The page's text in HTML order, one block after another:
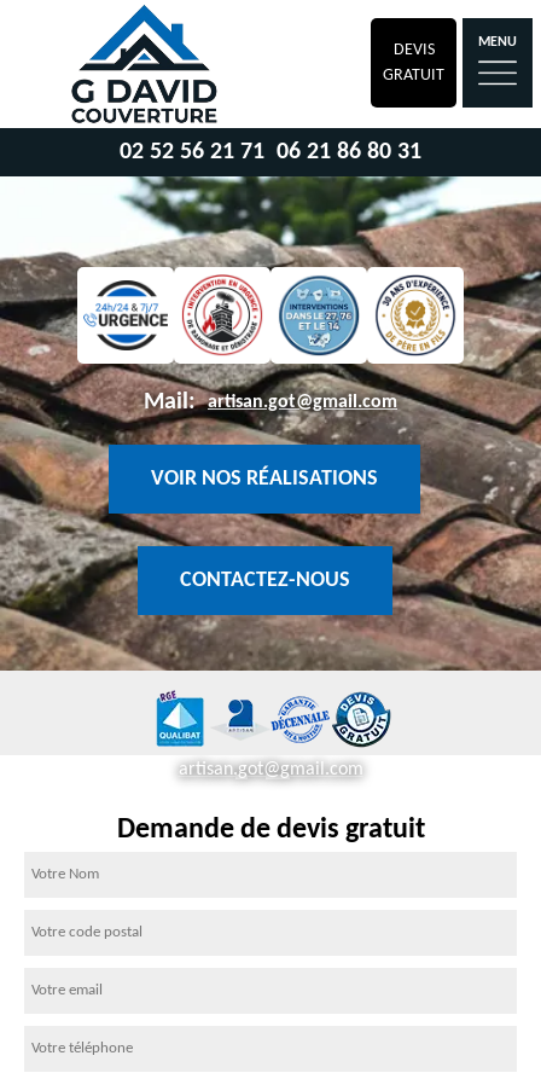
DEVIS
GRATUIT
MENU
02 52 56 21 71 06 21 86 80 31
Mail: artisan.got@gmail.com
VOIR NOS RÉALISATIONS
CONTACTEZ-NOUS
artisan.got@gmail.com
Demande de devis gratuit